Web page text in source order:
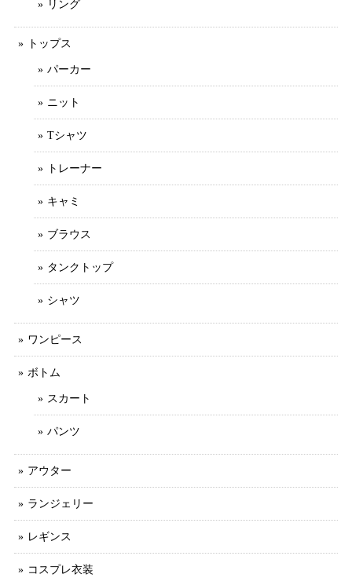
リング
トップス
パーカー
ニット
Tシャツ
トレーナー
キャミ
ブラウス
タンクトップ
シャツ
ワンピース
ボトム
スカート
パンツ
アウター
ランジェリー
レギンス
コスプレ衣装